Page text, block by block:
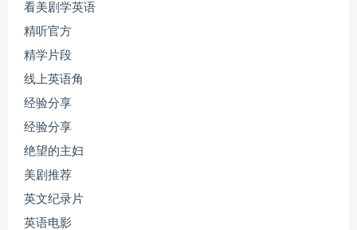
看美剧学英语
精听官方
精学片段
线上英语角
经验分享
经验分享
绝望的主妇
美剧推荐
英文纪录片
英语电影